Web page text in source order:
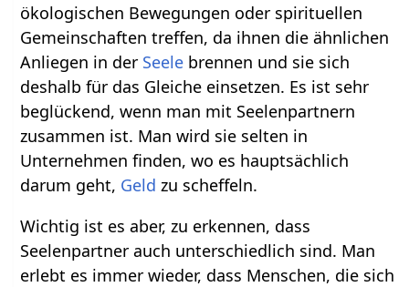
ökologischen Bewegungen oder spirituellen
Gemeinschaften treffen, da ihnen die ähnlichen
Anliegen in der Seele brennen und sie sich
deshalb für das Gleiche einsetzen. Es ist sehr
beglückend, wenn man mit Seelenpartnern
zusammen ist. Man wird sie selten in
Unternehmen finden, wo es hauptsächlich
darum geht, Geld zu scheffeln.
Wichtig ist es aber, zu erkennen, dass
Seelenpartner auch unterschiedlich sind. Man
erlebt es immer wieder, dass Menschen, die sich